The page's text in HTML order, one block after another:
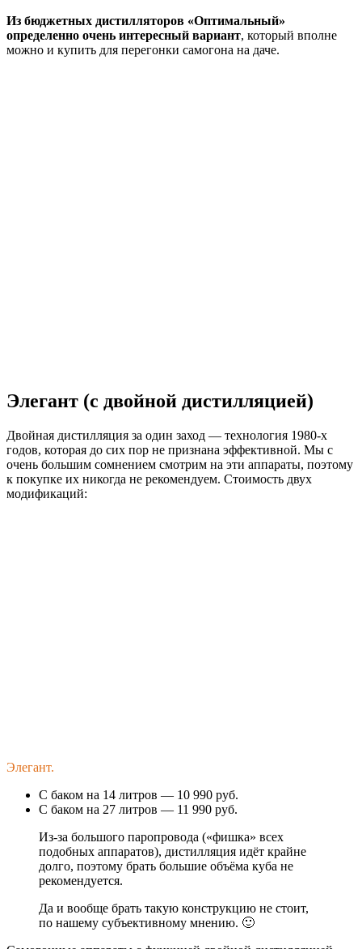
Из бюджетных дистилляторов «Оптимальный»
определенно очень интересный вариант, который вполне
можно и купить для перегонки самогона на даче.
Элегант (с двойной дистилляцией)
Двойная дистилляция за один заход — технология 1980-х
годов, которая до сих пор не признана эффективной. Мы с
очень большим сомнением смотрим на эти аппараты, поэтому
к покупке их никогда не рекомендуем. Стоимость двух
модификаций:
Элегант.
С баком на 14 литров — 10 990 руб.
С баком на 27 литров — 11 990 руб.
Из-за большого паропровода («фишка» всех
подобных аппаратов), дистилляция идёт крайне
долго, поэтому брать большие объёма куба не
рекомендуется.
Да и вообще брать такую конструкцию не стоит,
по нашему субъективному мнению. 🙂